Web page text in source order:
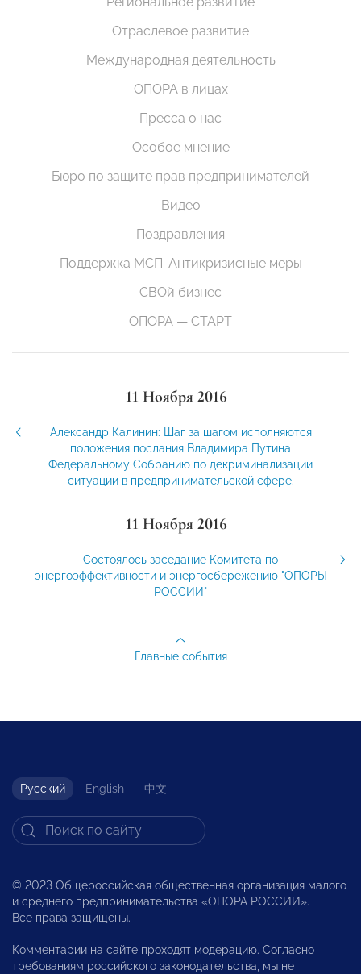
Отраслевое развитие
Международная деятельность
ОПОРА в лицах
Пресса о нас
Особое мнение
Бюро по защите прав предпринимателей
Видео
Поздравления
Поддержка МСП. Антикризисные меры
СВОй бизнес
ОПОРА — СТАРТ
11 Ноября 2016
Александр Калинин: Шаг за шагом исполняются
положения послания Владимира Путина
Федеральному Собранию по декриминализации
ситуации в предпринимательской сфере.
11 Ноября 2016
Состоялось заседание Комитета по
энергоэффективности и энергосбережению "ОПОРЫ
РОССИИ"
Главные события
Русский English 中文
© 2023 Общероссийская общественная организация малого
и среднего предпринимательства «ОПОРА РОССИИ».
Все права защищены.
Комментарии на сайте проходят модерацию. Согласно
требованиям российского законодательства, мы не